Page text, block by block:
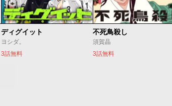
ディグイット
ヨシダ。
3話無料
不死鳥殺し
須賀晶
3話無料